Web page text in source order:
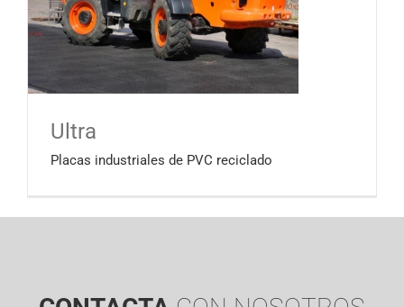
Ultra
Placas industriales de PVC reciclado